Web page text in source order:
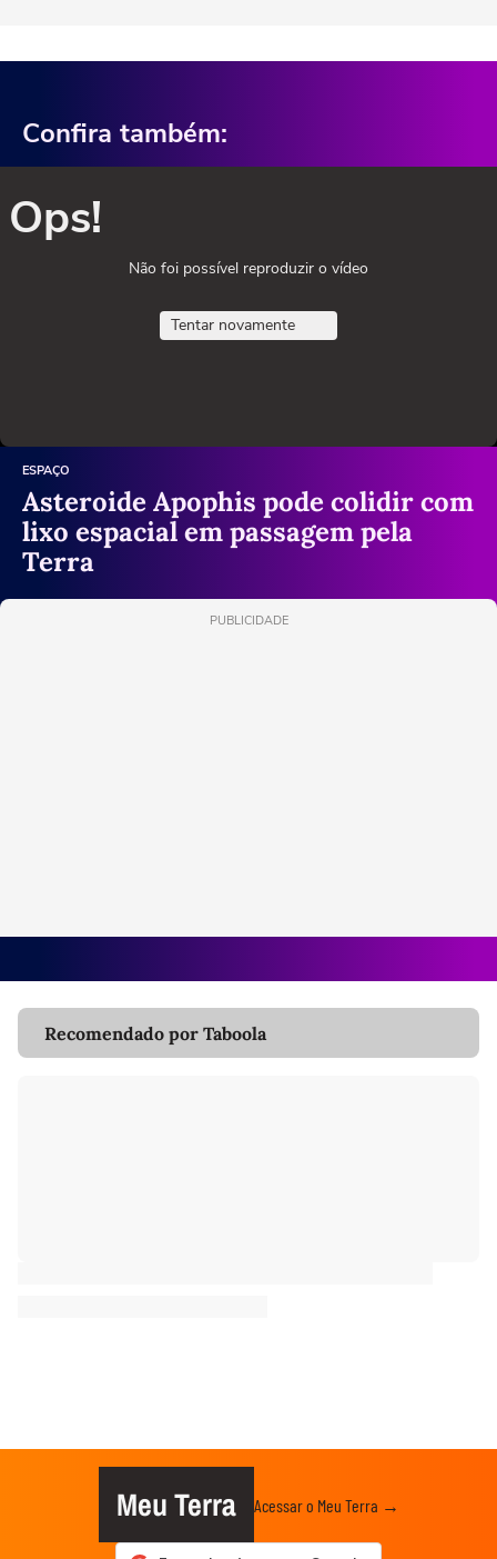
Confira também:
Ops!
Não foi possível reproduzir o vídeo
Tentar novamente
ESPAÇO
Asteroide Apophis pode colidir com
lixo espacial em passagem pela
Terra
PUBLICIDADE
Recomendado por Taboola
Meu Terra Acessar o Meu Terra →